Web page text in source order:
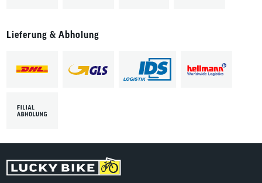
Lieferung & Abholung